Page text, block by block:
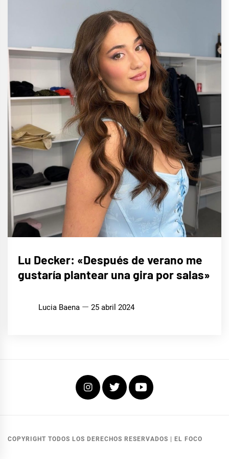
MÚSICA
Lu Decker: «Después de verano me
gustaría plantear una gira por salas»
Lucia Baena 25 abril 2024
InstagramTwitterYoutube
COPYRIGHT TODOS LOS DERECHOS RESERVADOS | EL FOCO